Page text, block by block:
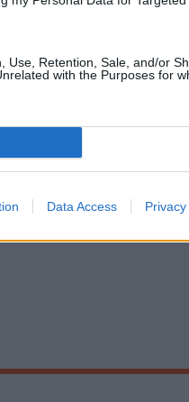
Use, Retention, Sale, and/or
with the Purposes for
Data Access